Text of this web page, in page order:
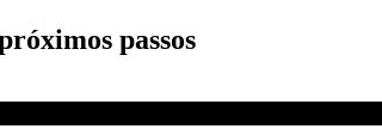
passos